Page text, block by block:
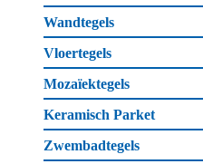
Wandtegels
Vloertegels
Mozaïektegels
Keramisch Parket
Zwembadtegels